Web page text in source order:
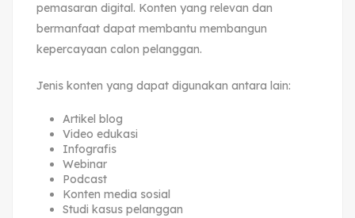
pemasaran digital. Konten yang relevan dan
bermanfaat dapat membantu membangun
kepercayaan calon pelanggan.
Jenis konten yang dapat digunakan antara lain:
Artikel blog
Video edukasi
Infografis
Webinar
Podcast
Konten media sosial
Studi kasus pelanggan